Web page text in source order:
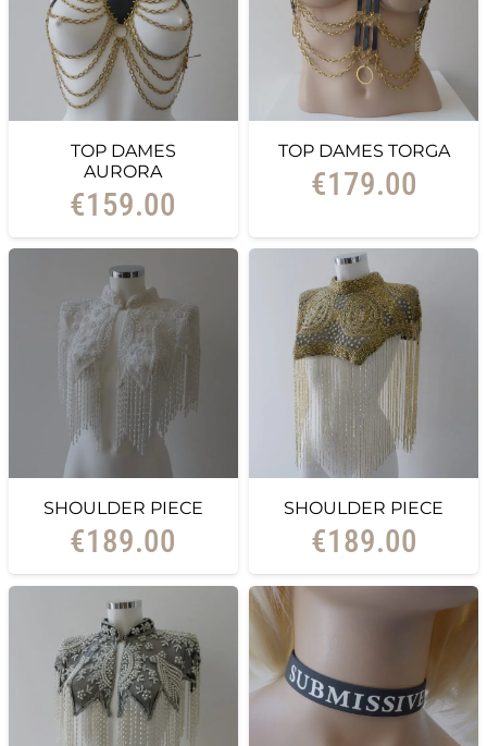
TOP DAMES
AURORA
€159.00
TOP DAMES TORGA
€179.00
SHOULDER PIECE
€189.00
SHOULDER PIECE
€189.00